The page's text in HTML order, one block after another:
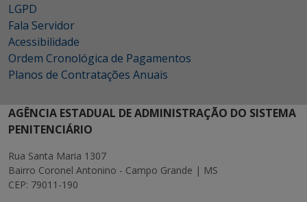
LGPD
Fala Servidor
Acessibilidade
Ordem Cronológica de Pagamentos
Planos de Contratações Anuais
AGÊNCIA ESTADUAL DE ADMINISTRAÇÃO DO SISTEMA
PENITENCIÁRIO
Rua Santa Maria 1307
Bairro Coronel Antonino - Campo Grande | MS
CEP: 79011-190